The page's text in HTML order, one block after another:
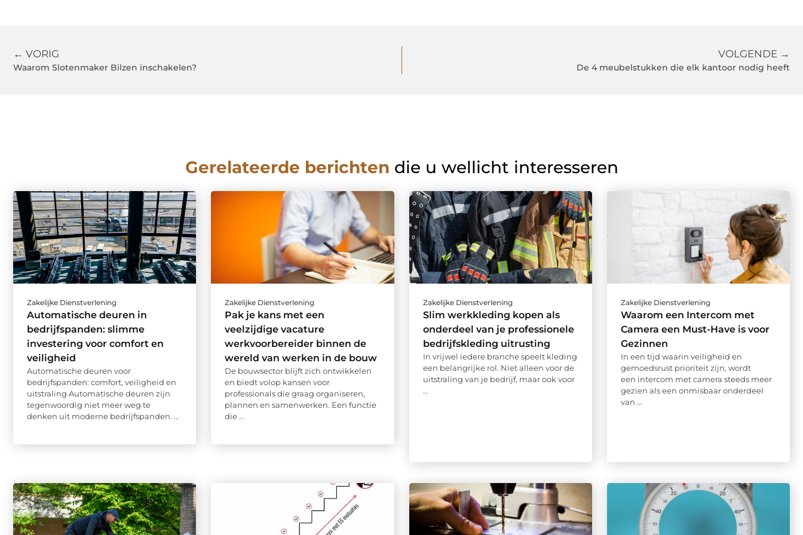
← VORIG
Waarom Slotenmaker Bilzen inschakelen?
VOLGENDE →
De 4 meubelstukken die elk kantoor nodig heeft
Gerelateerde berichten die u wellicht interesseren
Zakelijke Dienstverlening
Automatische deuren in
bedrijfspanden: slimme
investering voor comfort en
veiligheid
Automatische deuren voor
bedrijfspanden: comfort, veiligheid en
uitstraling Automatische deuren zijn
tegenwoordig niet meer weg te
denken uit moderne bedrijfspanden. ...
Zakelijke Dienstverlening
Pak je kans met een
veelzijdige vacature
werkvoorbereider binnen de
wereld van werken in de bouw
De bouwsector blijft zich ontwikkelen
en biedt volop kansen voor
professionals die graag organiseren,
plannen en samenwerken. Een functie
die ...
Zakelijke Dienstverlening
Slim werkkleding kopen als
onderdeel van je professionele
bedrijfskleding uitrusting
In vrijwel iedere branche speelt kleding
een belangrijke rol. Niet alleen voor de
uitstraling van je bedrijf, maar ook voor
...
Zakelijke Dienstverlening
Waarom een Intercom met
Camera een Must-Have is voor
Gezinnen
In een tijd waarin veiligheid en
gemoedsrust prioriteit zijn, wordt
een intercom met camera steeds meer
gezien als een onmisbaar onderdeel
van ...